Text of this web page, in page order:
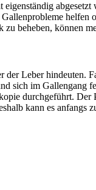
beheben, können
Leber hindeuten.
sich im Gallengang
durchgeführt.
kann es